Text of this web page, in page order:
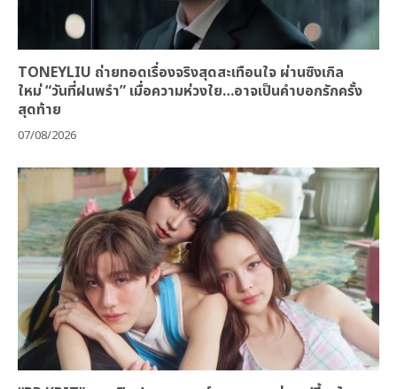
TONEYLIU ถ่ายทอดเรื่องจริงสุดสะเทือนใจ ผ่านซิงเกิล
ใหม่ “วันที่ฝนพรำ” เมื่อความห่วงใย…อาจเป็นคำบอกรักครั้ง
สุดท้าย
07/08/2026